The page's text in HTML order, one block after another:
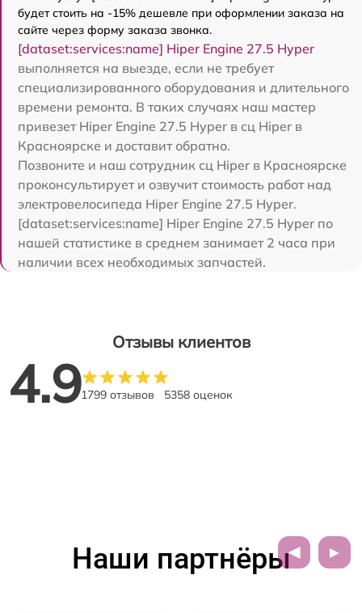
будет стоить на -15% дешевле при оформлении заказа на
сайте через форму заказа звонка.
[dataset:services:name] Hiper Engine 27.5 Нyper
выполняется на выезде, если не требует
специализированного оборудования и длительного
времени ремонта. В таких случаях наш мастер
привезет Hiper Engine 27.5 Нyper в сц Hiper в
Красноярске и доставит обратно.
Позвоните и наш сотрудник сц Hiper в Красноярске
проконсультирует и озвучит стоимость работ над
электровелосипеда Hiper Engine 27.5 Нyper.
[dataset:services:name] Hiper Engine 27.5 Нyper по
нашей статистике в среднем занимает 2 часа при
наличии всех необходимых запчастей.
Отзывы клиентов
4.91799 отзывов 5358 оценок
Наши партнёры